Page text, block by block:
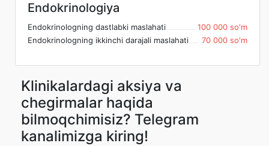
Endokrinologiya
Endokrinologning dastlabki maslahati
100 000 so'm
Endokrinologning ikkinchi darajali maslahati
70 000 so'm
Klinikalardagi aksiya va
chegirmalar haqida
bilmoqchimisiz? Telegram
kanalimizga kiring!